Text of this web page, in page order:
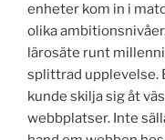
enheter kom in i
olika
lärosäte runt
splittrad upplevelse.
kunde skilja sig åt
webbplatser. Inte